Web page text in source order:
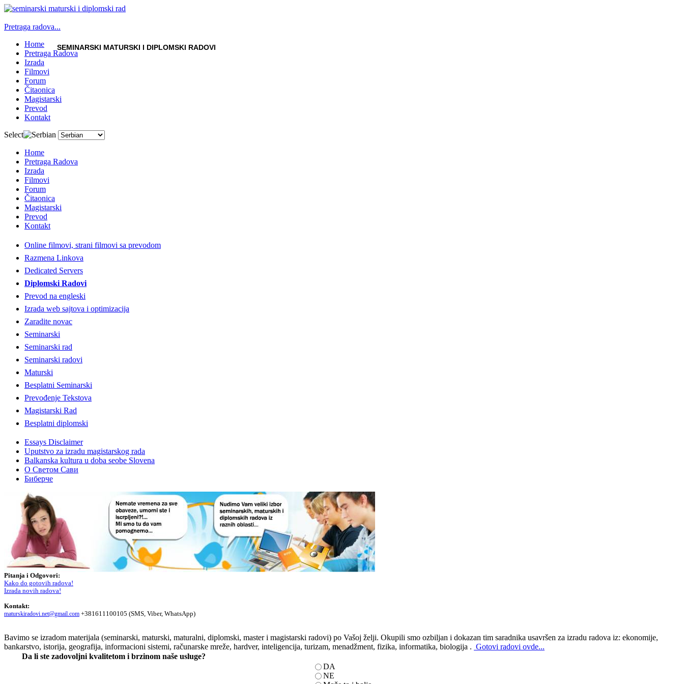
SEMINARSKI MATURSKI I DIPLOMSKI RADOVI
Pretraga radova...
Home
Pretraga Radova
Izrada
Filmovi
Forum
Čitaonica
Magistarski
Prevod
Kontakt
Select
Home
Pretraga Radova
Izrada
Filmovi
Forum
Čitaonica
Magistarski
Prevod
Kontakt
Online filmovi, strani filmovi sa prevodom
Razmena Linkova
Dedicated Servers
Diplomski Radovi
Prevod na engleski
Izrada web sajtova i optimizacija
Zaradite novac
Seminarski
Seminarski rad
Seminarski radovi
Maturski
Besplatni Seminarski
Prevođenje Tekstova
Magistarski Rad
Besplatni diplomski
Essays Disclaimer
Uputstvo za izradu magistarskog rada
Balkanska kultura u doba seobe Slovena
О Светом Сави
Биберче
Pitanja i Odgovori:
Kako do gotovih radova!
Izrada novih radova!
Kontakt:
maturskiradovi.net@gmail.com +381611100105 (SMS, Viber, WhatsApp)
Bavimo se izradom materijala (seminarski, maturski, maturalni, diplomski, master i magistarski radovi) po Vašoj želji. Okupili smo ozbiljan i dokazan tim saradnika usavršen za izradu radova iz: ekonomije,
bankarstvo, istorija, geografija, informacioni sistemi, računarske mreže, hardver, inteligencija, turizam, menadžment, fizika, informatika, biologija . Gotovi radovi ovde...
Da li ste zadovoljni kvalitetom i brzinom naše usluge?
DA
NE